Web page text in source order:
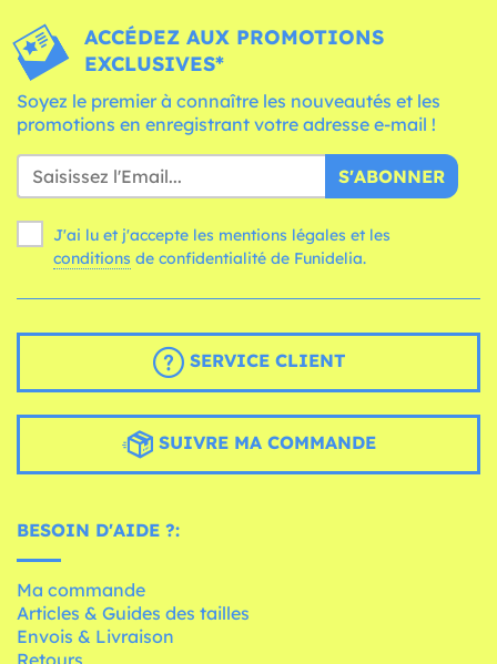
ACCÉDEZ AUX PROMOTIONS
EXCLUSIVES*
Soyez le premier à connaître les nouveautés et les
promotions en enregistrant votre adresse e-mail !
S'ABONNER
J'ai lu et j'accepte les mentions légales et les
conditions de confidentialité de Funidelia.
SERVICE CLIENT
SUIVRE MA COMMANDE
BESOIN D'AIDE ?:
Ma commande
Articles & Guides des tailles
Envois & Livraison
Retours